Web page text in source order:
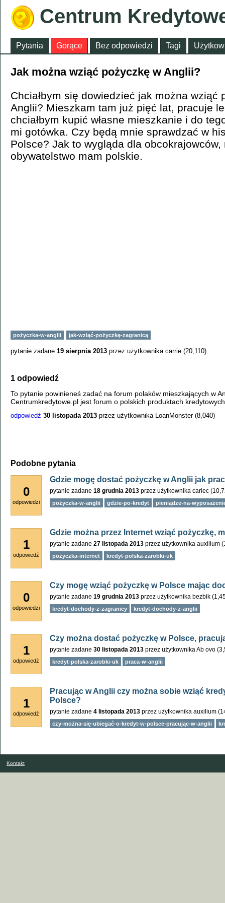
Centrum
Pytania Gorące Bez odpowiedzi Tagi
Jak można wziąć pożyczkę w Anglii?
Chciałbym się dowiedzieć jak można wziąć
Anglii? Mieszkam tam już pięć lat, pracuje
chciałbym kupić własne mieszkanie i do
mi gotówka. Czy będą mnie sprawdzać w
Polsce? Jak to wygląda dla
obywatelstwo mam polskie.
pożyczka-w-anglii jak-wziąć-pożyczkę-zagranicą
pytanie zadane 19 sierpnia 2013 przez użytkownika carrie (20,110)
1 odpowiedź
To pytanie powinieneś zadać na forum polaków mieszkających w
Centrumkredytowe.pl jest forum o polskich produktach
odpowiedź 30 listopada 2013 przez użytkownika LoanMonster (8,040)
Podobne pytania
0
odpowiedzi
Gdzie mogę dostać pożyczkę w Anglii jak
pytanie zadane 18 grudnia 2013 przez użytkownika cariec (
pożyczka-w-anglii gdzie-po-kredyt pieniądze-na-
1
odpowiedź
Gdzie można przez Internet wziąć pożyczkę,
pytanie zadane 27 listopada 2013 przez użytkownika auxilium (
pożyczka-internet kredyt-polska-zarobki-uk
0
odpowiedzi
Czy mogę wziąć pożyczkę w Polsce mając
pytanie zadane 19 grudnia 2013 przez użytkownika bezbik (
kredyt-dochody-z-zagranicy kredyt-dochody-z-anglii
1
odpowiedź
Czy można dostać pożyczkę w Polsce,
pytanie zadane 30 listopada 2013 przez użytkownika Ab ovo (
kredyt-polska-zarobki-uk praca-w-anglii
1
odpowiedź
Pracując w Anglii czy można sobie wziąć
Polsce?
pytanie zadane 4 listopada 2013 przez użytkownika auxilium (
czy-można-się-ubiegać-o-kredyt-w-polsce-pracując-w-anglii
Kontakt